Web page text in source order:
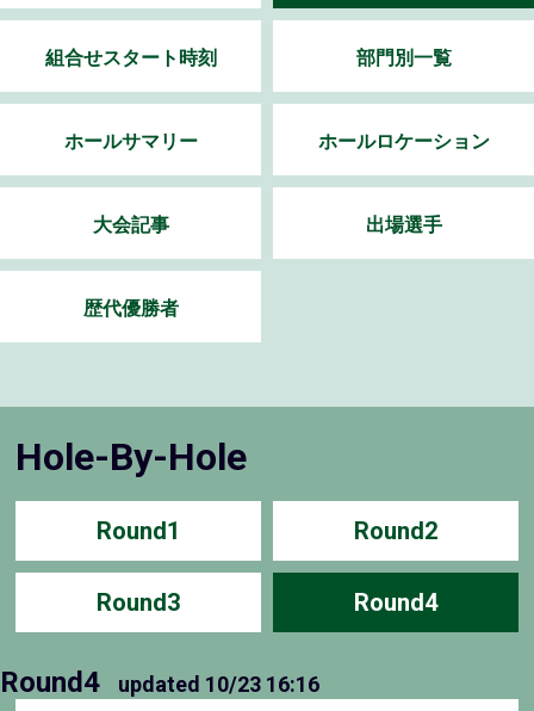
組合せスタート時刻 部門別一覧
ホールサマリー ホールロケーション
大会記事 出場選手
歴代優勝者
Hole-By-Hole
Round1 Round2
Round3 Round4
Round4 updated 10/23 16:16